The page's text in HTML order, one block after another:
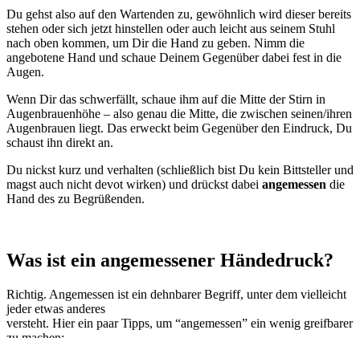
Du gehst also auf den Wartenden zu, gewöhnlich wird dieser bereits
stehen oder sich jetzt hinstellen oder auch leicht aus seinem Stuhl
nach oben kommen, um Dir die Hand zu geben. Nimm die
angebotene Hand und schaue Deinem Gegenüber dabei fest in die
Augen.
Wenn Dir das schwerfällt, schaue ihm auf die Mitte der Stirn in
Augenbrauenhöhe – also genau die Mitte, die zwischen seinen/ihren
Augenbrauen liegt. Das erweckt beim Gegenüber den Eindruck, Du
schaust ihn direkt an.
Du nickst kurz und verhalten (schließlich bist Du kein Bittsteller und
magst auch nicht devot wirken) und drückst dabei angemessen die
Hand des zu Begrüßenden.
Was ist ein angemessener Händedruck?
Richtig. Angemessen ist ein dehnbarer Begriff, unter dem vielleicht
jeder etwas anderes
versteht. Hier ein paar Tipps, um “angemessen” ein wenig greifbarer